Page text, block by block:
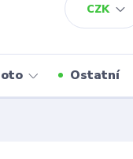
CZK
Ostatní